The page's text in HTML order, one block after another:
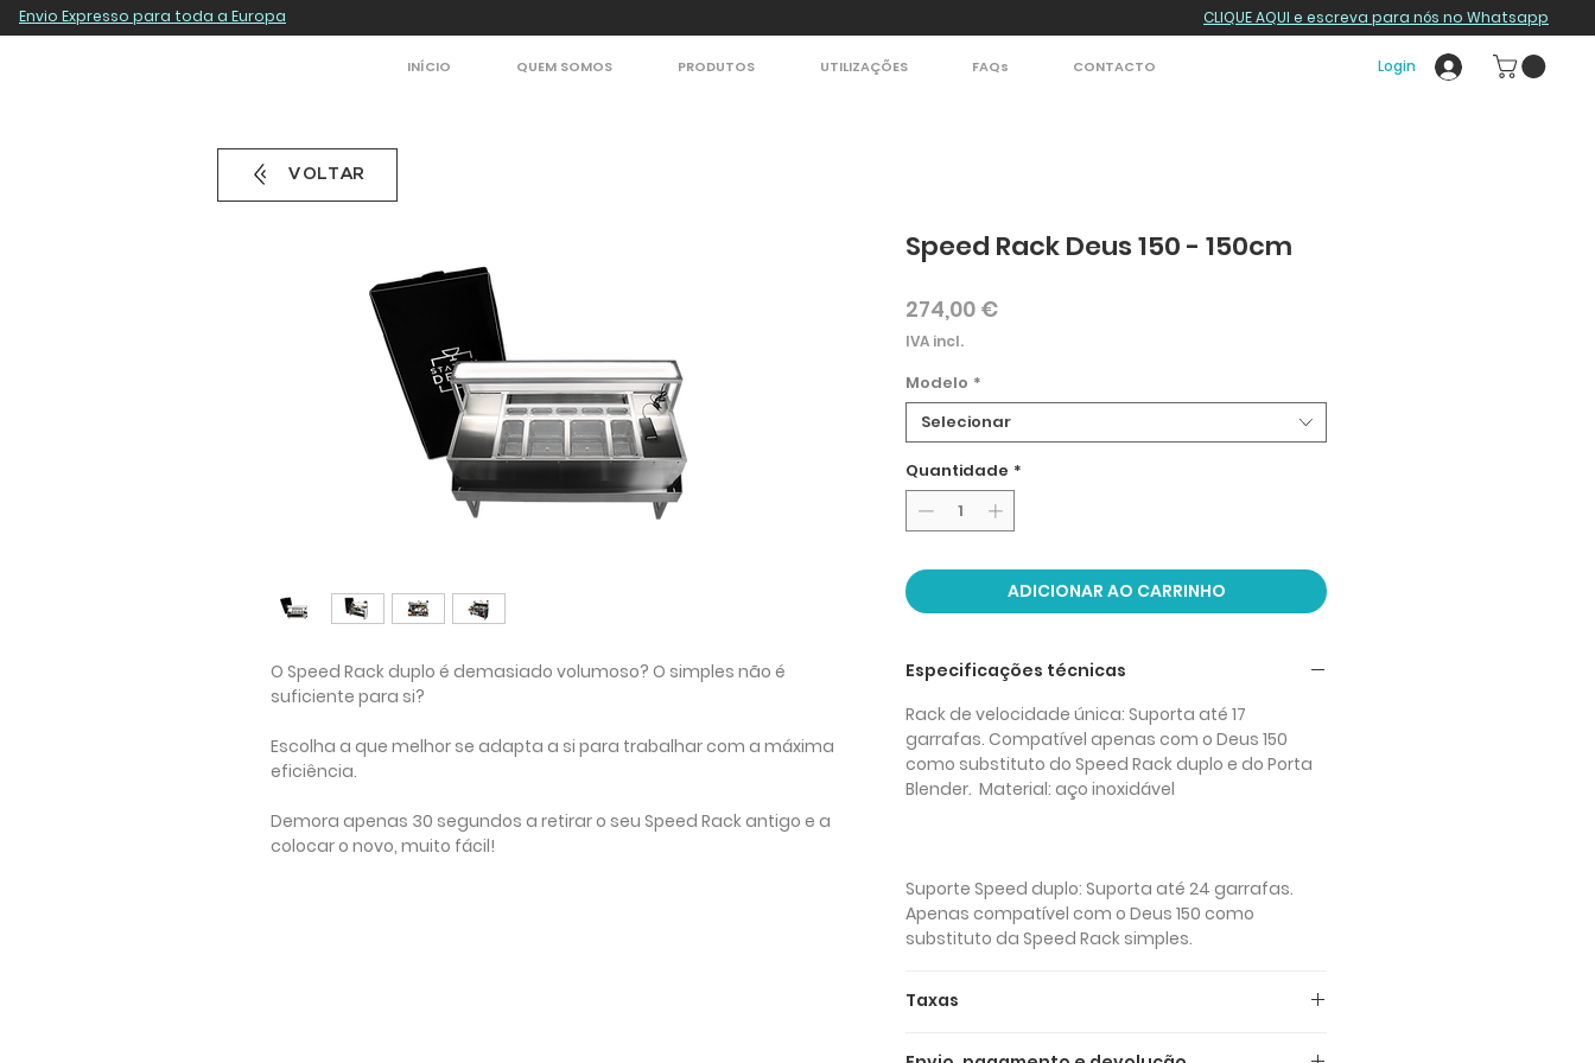
Envio Expresso para toda a Europa CLIQUE AQUI e escreva para nós no Whatsapp
INÍCIO QUEM SOMOS PRODUTOS UTILIZAÇÕES FAQs CONTACTO Login
VOLTAR
O Speed Rack duplo é demasiado volumoso? O simples não é
suficiente para si?
Escolha a que melhor se adapta a si para trabalhar com a máxima
eficiência.
Demora apenas 30 segundos a retirar o seu Speed Rack antigo e a
colocar o novo, muito fácil!
Speed Rack Deus 150 - 150cm
274,00 €Preço
IVA incl.
Modelo *
Selecionar
Quantidade *
ADICIONAR AO CARRINHO
Especificações técnicas
Rack de velocidade única: Suporta até 17
garrafas. Compatível apenas com o Deus 150
como substituto do Speed Rack duplo e do Porta
Blender. Material: aço inoxidável
Suporte Speed duplo: Suporta até 24 garrafas.
Apenas compatível com o Deus 150 como
substituto da Speed Rack simples.
Taxas